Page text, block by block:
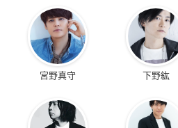
宮野真守 下野紘